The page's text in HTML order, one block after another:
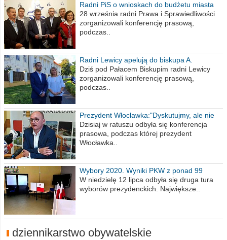
Radni PiS o wnioskach do budżetu miasta
na 2021 rok
28 września radni Prawa i Sprawiedliwości
zorganizowali konferencję prasową,
podczas..
Radni Lewicy apelują do biskupa A.
Wiesława Meringa
Dziś pod Pałacem Biskupim radni Lewicy
zorganizowali konferencję prasową,
podczas..
Prezydent Włocławka:"Dyskutujmy, ale nie
obrażajmy się”
Dzisiaj w ratuszu odbyła się konferencja
prasowa, podczas której prezydent
Włocławka..
Wybory 2020. Wyniki PKW z ponad 99
procent obwodów
W niedzielę 12 lipca odbyła się druga tura
wyborów prezydenckich. Największe..
dziennikarstwo obywatelskie